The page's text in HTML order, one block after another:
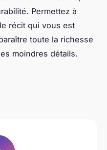
Permettez à
récit qui vous est
toute la richesse
moindres détails.